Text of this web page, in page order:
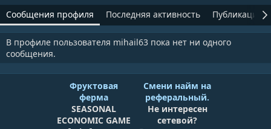
Сообщения профиля Последняя активность Публикации
В профиле пользователя mihail63 пока нет ни одного
сообщения.
Фруктовая
ферма
SEASONAL
ECONOMIC GAME
Смени найм на
реферальный.
Не интересен
сетевой?